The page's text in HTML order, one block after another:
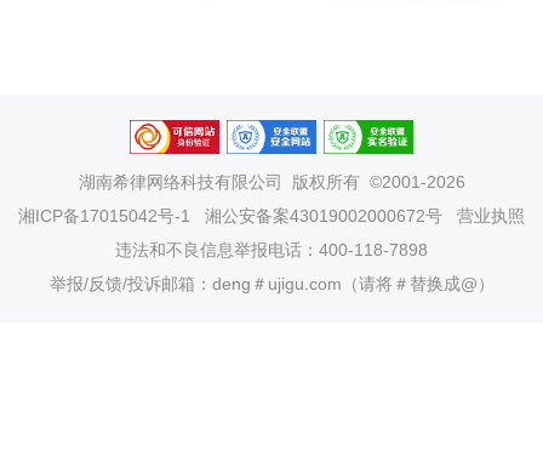
湖南希律网络科技有限公司
版权所有 ©2001-2026
湘ICP备17015042号-1
湘公安备案43019002000672号
营业执照
违法和不良信息举报电话：400-118-7898
举报/反馈/投诉邮箱：deng＃ujigu.com（请将＃替换成@）